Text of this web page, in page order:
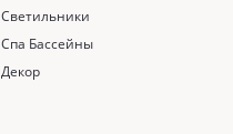
Светильники
Спа Бассейны
Декор